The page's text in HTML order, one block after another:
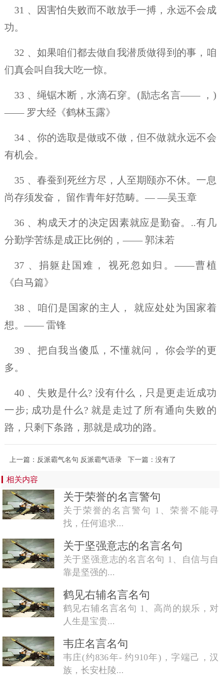
31 、因害怕失败而不敢放手一搏，永远不会成
功。
32 、如果咱们都去做自我潜质做得到的事，咱
们真会叫自我大吃一惊。
33 、绳锯木断，水滴石穿。(励志名言—— ，)
—— 罗大经《鹤林玉露》
34 、你的选取是做或不做，但不做就永远不会
有机会。
35 、春蚕到死丝方尽，人至期颐亦不休。一息
尚存须发奋， 留作青年好范畴。— —吴玉章
36 、构成天才的决定因素就应是勤奋。..有几
分勤学苦练是成正比例的，—— 郭沫若
37 、捐躯赴国难， 视死忽如归。——曹植
《白马篇》
38 、咱们是国家的主人， 就应处处为国家着
想。—— 雷锋
39 、把自我当傻瓜，不懂就问， 你会学的更
多。
40 、失败是什么? 没有什么，只是更走近成功
一步; 成功是什么? 就是走过了所有通向失败的
路，只剩下条路，那就是成功的路。
上一篇： 反派霸气名句 反派霸气语录 下一篇：没有了
相关内容
关于荣誉的名言警句
关于荣誉的名言警句 1、荣誉不能寻
找，任何追求...
关于坚强意志的名言名句
关于坚强意志的名言名句 1、自信与自
靠是坚强的...
鹤见右辅名言名句
鹤见右辅名言名句 1、高尚的娱乐，对
人生是宝贵...
韦庄名言名句
韦庄(约836年- 约910年)，字端己，汉
族，长安杜陵...